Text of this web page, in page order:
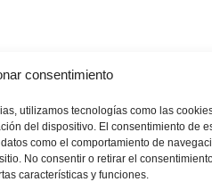
consentimiento
utilizamos tecnologías como las
del dispositivo. El consentimiento de
como el comportamiento de
No consentir o retirar el
características y funciones.